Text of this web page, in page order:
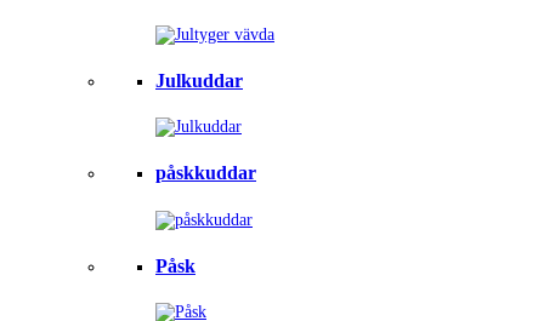
Julkuddar
påskkuddar
Påsk